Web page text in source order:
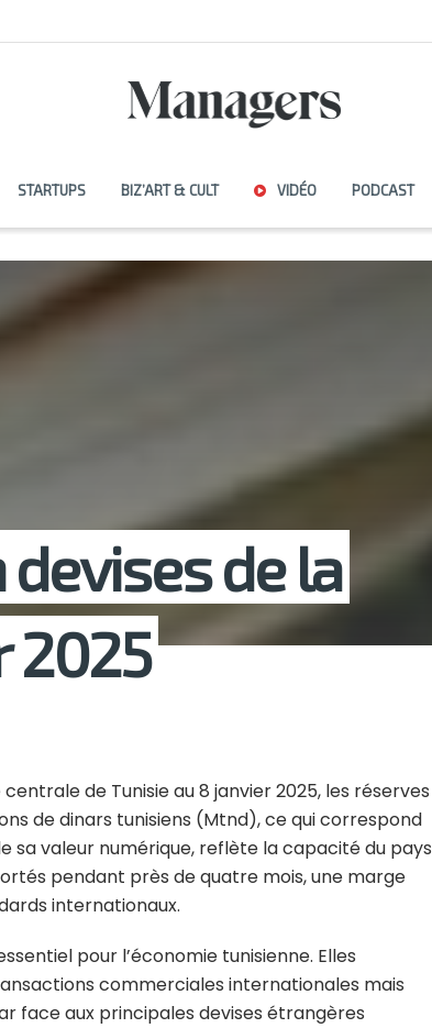
STARTUPS BIZ’ART & CULT VIDÉO PODCAST
de la
2025
de Tunisie au 8 janvier 2025, les réserves
de dinars tunisiens (Mtnd), ce qui correspond
sa valeur numérique, reflète la capacité du pays
pendant près de quatre mois, une marge
internationaux.
pour l’économie tunisienne. Elles
commerciales internationales mais
face aux principales devises étrangères